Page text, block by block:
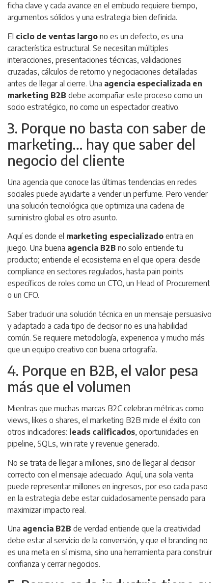
ficha clave y cada avance en el embudo requiere tiempo,
argumentos sólidos y una estrategia bien definida.
El ciclo de ventas largo no es un defecto, es una
característica estructural. Se necesitan múltiples
interacciones, presentaciones técnicas, validaciones
cruzadas, cálculos de retorno y negociaciones detalladas
antes de llegar al cierre. Una agencia especializada en
marketing B2B debe acompañar este proceso como un
socio estratégico, no como un espectador creativo.
3. Porque no basta con saber de
marketing… hay que saber del
negocio del cliente
Una agencia que conoce las últimas tendencias en redes
sociales puede ayudarte a vender un perfume. Pero vender
una solución tecnológica que optimiza una cadena de
suministro global es otro asunto.
Aquí es donde el marketing especializado entra en
juego. Una buena agencia B2B no solo entiende tu
producto; entiende el ecosistema en el que opera: desde
compliance en sectores regulados, hasta pain points
específicos de roles como un CTO, un Head of Procurement
o un CFO.
Saber traducir una solución técnica en un mensaje persuasivo
y adaptado a cada tipo de decisor no es una habilidad
común. Se requiere metodología, experiencia y mucho más
que un equipo creativo con buena ortografía.
4. Porque en B2B, el valor pesa
más que el volumen
Mientras que muchas marcas B2C celebran métricas como
views, likes o shares, el marketing B2B mide el éxito con
otros indicadores: leads calificados, oportunidades en
pipeline, SQLs, win rate y revenue generado.
No se trata de llegar a millones, sino de llegar al decisor
correcto con el mensaje adecuado. Aquí, una sola venta
puede representar millones en ingresos, por eso cada paso
en la estrategia debe estar cuidadosamente pensado para
maximizar impacto real.
Una agencia B2B de verdad entiende que la creatividad
debe estar al servicio de la conversión, y que el branding no
es una meta en sí misma, sino una herramienta para construir
confianza y cerrar negocios.